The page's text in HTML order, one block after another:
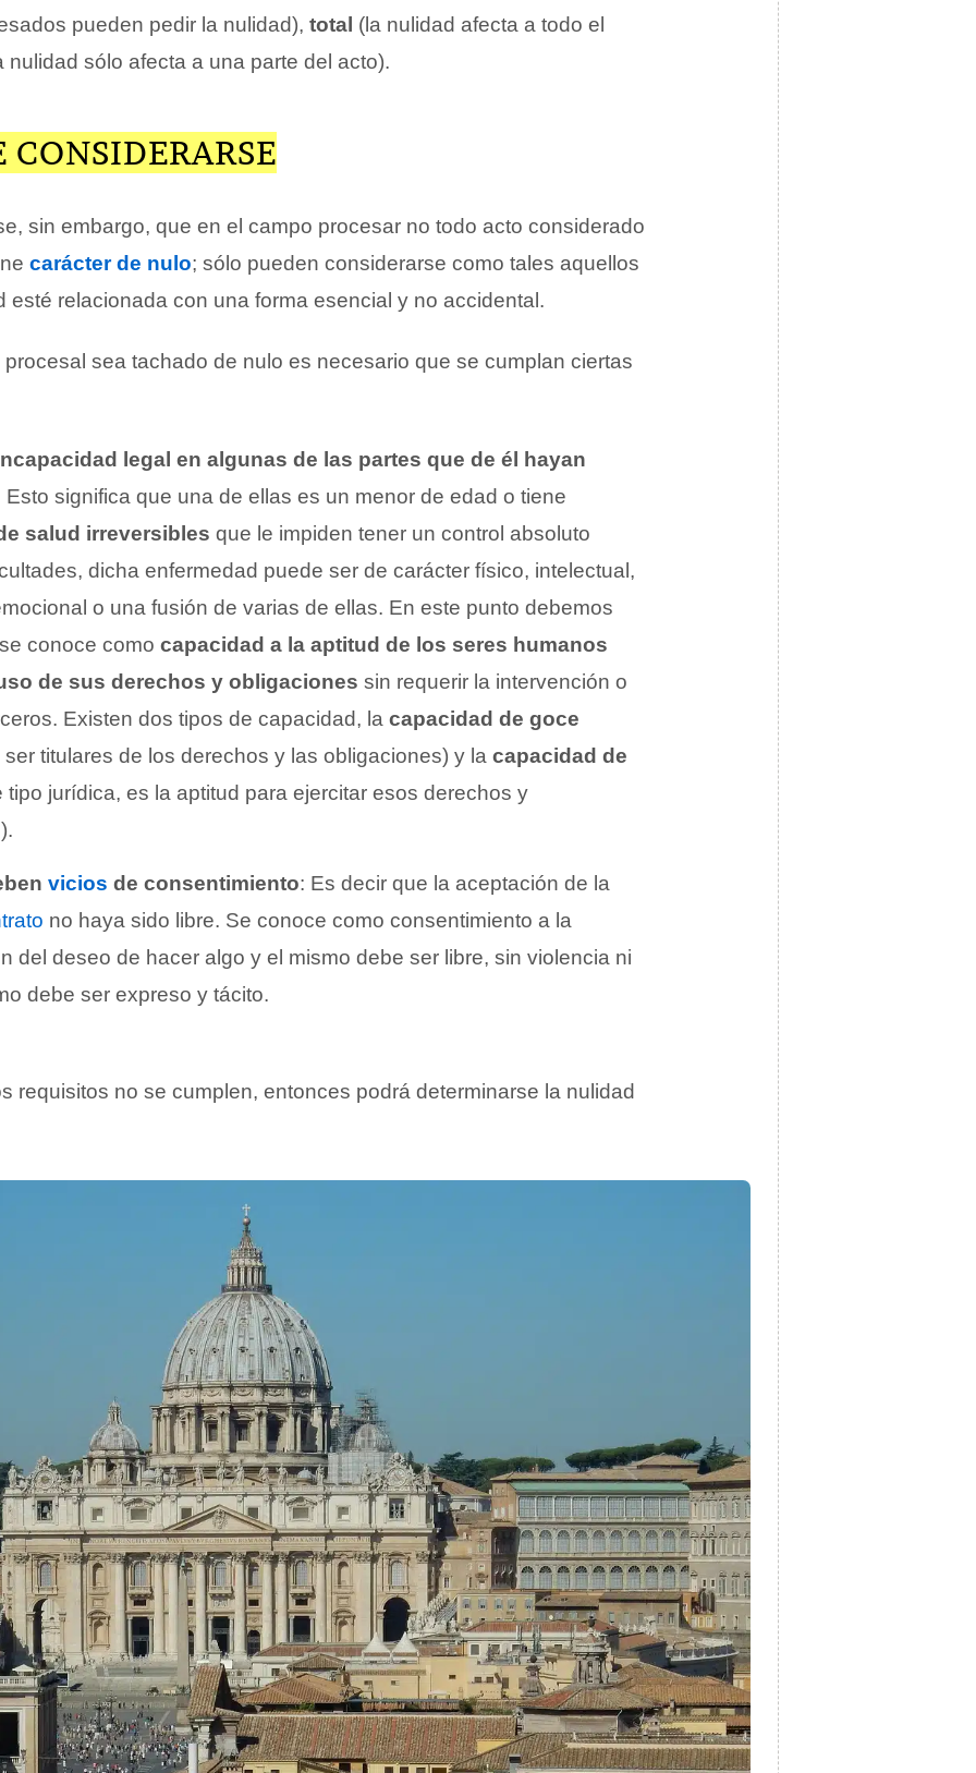
pueden pedir la nulidad), total (la nulidad afecta a todo el
nulidad sólo afecta a una parte del acto).
CONSIDERARSE
sin embargo, que en el campo procesar no todo acto considerado
carácter de nulo; sólo pueden considerarse como tales aquellos
esté relacionada con una forma esencial y no accidental.
sea tachado de nulo es necesario que se cumplan ciertas
legal en algunas de las partes que de él hayan
Esto significa que una de ellas es un menor de edad o tiene
salud irreversibles que le impiden tener un control absoluto
dicha enfermedad puede ser de carácter físico, intelectual,
o una fusión de varias de ellas. En este punto debemos
conoce como capacidad a la aptitud de los seres humanos
de sus derechos y obligaciones sin requerir la intervención o
Existen dos tipos de capacidad, la capacidad de goce
titulares de los derechos y las obligaciones) y la capacidad de
jurídica, es la aptitud para ejercitar esos derechos y
vicios de consentimiento: Es decir que la aceptación de la
no haya sido libre. Se conoce como consentimiento a la
del deseo de hacer algo y el mismo debe ser libre, sin violencia ni
debe ser expreso y tácito.
requisitos no se cumplen, entonces podrá determinarse la nulidad